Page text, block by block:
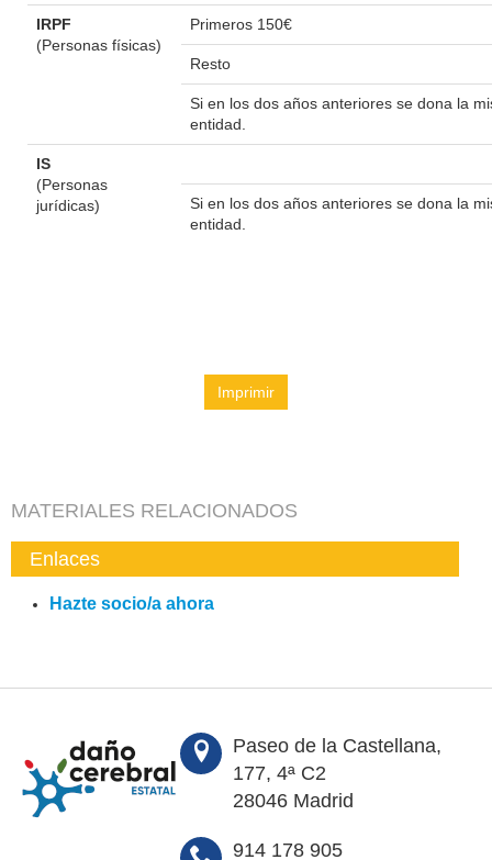
IRPF
(Personas físicas)
Primeros 150€
Resto
Si en los dos años anteriores se dona la
entidad.
IS
(Personas
jurídicas)
Si en los dos años anteriores se dona la
entidad.
Imprimir
MATERIALES RELACIONADOS
Enlaces
Hazte socio/a ahora
Paseo de la Castellana,
177, 4ª C2
28046 Madrid
914 178 905